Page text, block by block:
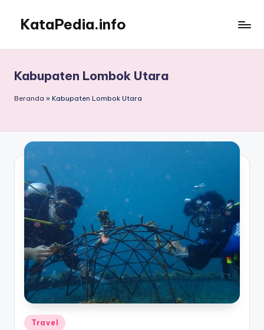
content
KataPedia.info
Terbaru
Kabupaten Lombok Utara
Beranda » Kabupaten Lombok Utara
Posted
Travel